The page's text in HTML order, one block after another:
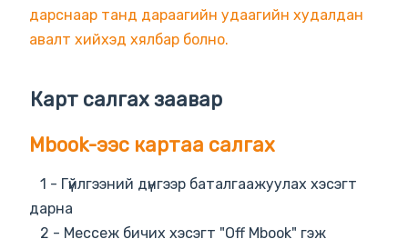
дарснаар танд дараагийн удаагийн худалдан
авалт хийхэд хялбар болно.
Карт салгах заавар
Mbook-ээс картаа салгах
1 - Гүйлгээний дүнгээр баталгаажуулах хэсэгт
дарна
2 - Мессеж бичих хэсэгт "Off Mbook" гэж